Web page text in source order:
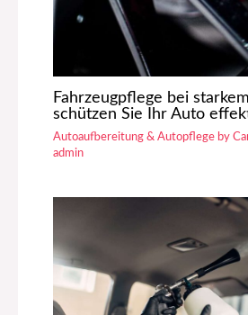
Fahrzeugpflege bei
schützen Sie Ihr Auto
Autoaufbereitung & Autopflege by
admin